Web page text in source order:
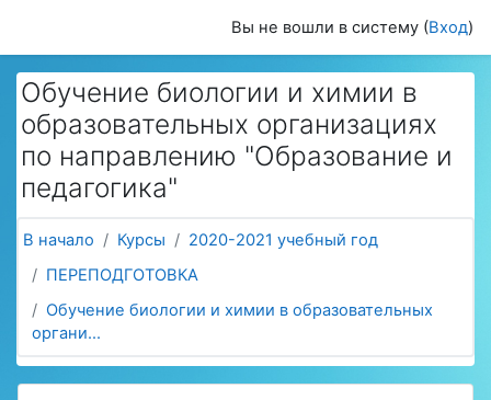
Вы не вошли в систему (Вход)
Обучение биологии и химии в
образовательных организациях
по направлению "Образование и
педагогика"
В начало Курсы
2020-2021 учебный год
ПЕРЕПОДГОТОВКА
Обучение биологии и химии в образовательных
органи...